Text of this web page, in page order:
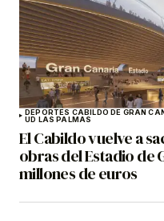
DEPORTES CABILDO DE GRAN
UD LAS PALMAS
El Cabildo vuelve a
obras del Estadio de
millones de euros